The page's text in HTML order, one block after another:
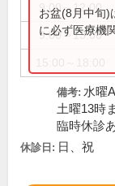
9:00～12:00
9:00～13:00
お盆(8月中旬)
に必ず医療機
備考: 水曜
土曜13時
臨時休診
休診日: 日、祝